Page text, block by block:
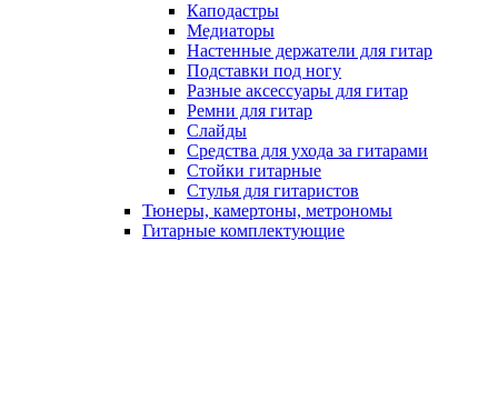
Каподастры
Медиаторы
Настенные держатели для гитар
Подставки под ногу
Разные аксессуары для гитар
Ремни для гитар
Слайды
Средства для ухода за гитарами
Стойки гитарные
Стулья для гитаристов
Тюнеры, камертоны, метрономы
Гитарные комплектующие